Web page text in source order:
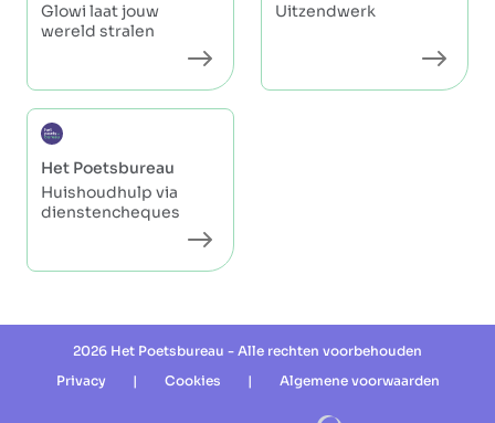
Glowi laat jouw
wereld stralen
Uitzendwerk
Het Poetsbureau
Huishoudhulp via
dienstencheques
2026 Het Poetsbureau - Alle rechten voorbehouden
Privacy
| Cookies | Algemene voorwaarden